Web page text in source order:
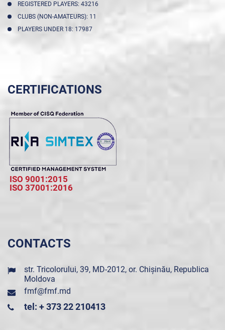
REGISTERED PLAYERS: 43216
CLUBS (NON-AMATEURS): 11
PLAYERS UNDER 18: 17987
CERTIFICATIONS
ISO 9001:2015
ISO 37001:2016
CONTACTS
str. Tricolorului, 39, MD-2012, or. Chișinău, Republica
Moldova
fmf@fmf.md
tel: + 373 22 210413